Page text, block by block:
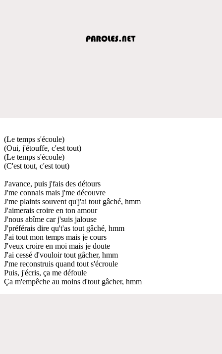
(Le temps s'écoule)
(Oui, j'étouffe, c'est tout)
(Le temps s'écoule)
(C'est tout, c'est tout)
J'avance, puis j'fais des détours
J'me connais mais j'me découvre
J'me plaints souvent qu'j'ai tout gâché, hmm
J'aimerais croire en ton amour
J'nous abîme car j'suis jalouse
J'préférais dire qu't'as tout gâché, hmm
J'ai tout mon temps mais je cours
J'veux croire en moi mais je doute
J'ai cessé d'vouloir tout gâcher, hmm
J'me reconstruis quand tout s'écroule
Puis, j'écris, ça me défoule
Ça m'empêche au moins d'tout gâcher, hmm